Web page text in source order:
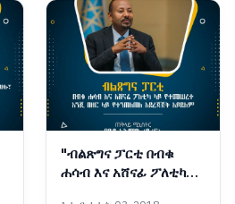
"ብልጽግና ፓርቲ በብቁ
ሐሳብ እና አሸናፊ ፖለቲካ